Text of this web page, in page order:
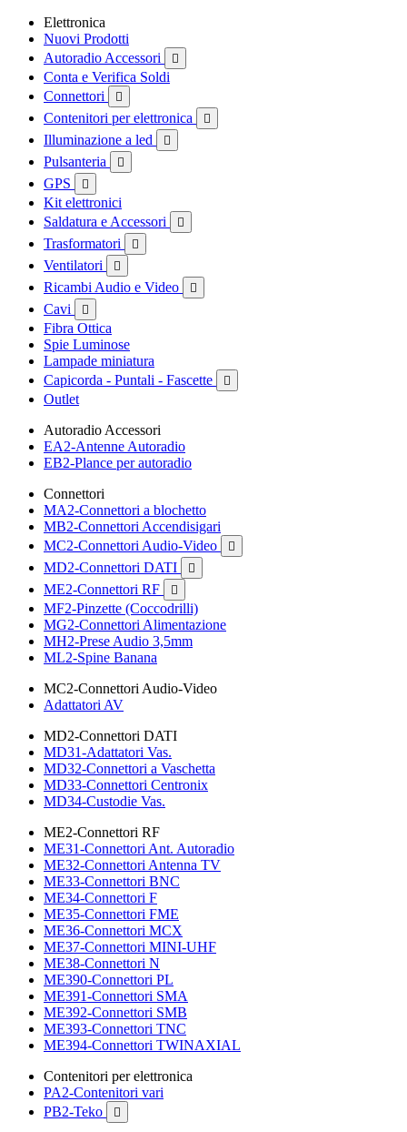
Elettronica
Nuovi Prodotti
Autoradio Accessori

Conta e Verifica Soldi
Connettori

Contenitori per elettronica 
Illuminazione a led 
Pulsanteria 
GPS 
Kit elettronici
Saldatura e Accessori

Trasformatori 
Ventilatori 
Ricambi Audio e Video 
Cavi 
Fibra Ottica
Spie Luminose
Lampade miniatura
Capicorda - Puntali - Fascette

Outlet
Autoradio Accessori
EA2-Antenne Autoradio
EB2-Plance per autoradio
Connettori
MA2-Connettori a blochetto
MB2-Connettori Accendisigari
MC2-Connettori Audio-Video

MD2-Connettori DATI 
ME2-Connettori RF 
MF2-Pinzette (Coccodrilli)
MG2-Connettori Alimentazione
MH2-Prese Audio 3,5mm
ML2-Spine Banana
MC2-Connettori Audio-Video
Adattatori AV
MD2-Connettori DATI
MD31-Adattatori Vas.
MD32-Connettori a Vaschetta
MD33-Connettori Centronix
MD34-Custodie Vas.
ME2-Connettori RF
ME31-Connettori Ant. Autoradio
ME32-Connettori Antenna TV
ME33-Connettori BNC
ME34-Connettori F
ME35-Connettori FME
ME36-Connettori MCX
ME37-Connettori MINI-UHF
ME38-Connettori N
ME390-Connettori PL
ME391-Connettori SMA
ME392-Connettori SMB
ME393-Connettori TNC
ME394-Connettori TWINAXIAL
Contenitori per elettronica
PA2-Contenitori vari
PB2-Teko
